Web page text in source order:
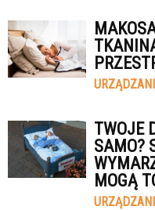
TWOJE
SAMO?
MOGĄ